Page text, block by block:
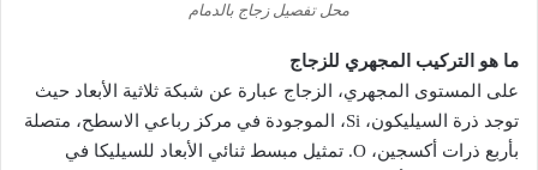
محل تفصيل زجاج بالدمام
ما هو التركيب المجهري للزجاج
على المستوى المجهري، الزجاج عبارة عن شبكة ثلاثية الأبعاد حيث
توجد ذرة السيليكون، Si، الموجودة في مركز رباعي الاسطح، متصلة
بأربع ذرات أكسجين، O. تمثيل مبسط ثنائي الأبعاد للسيليكا في